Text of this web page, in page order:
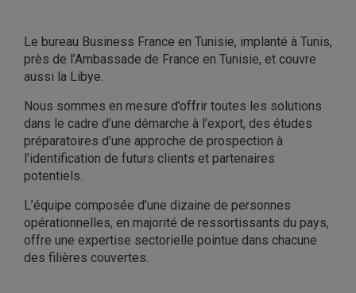
Le bureau Business France en Tunisie, implanté à Tunis,
près de l’Ambassade de France en Tunisie, et couvre
aussi la Libye.
Nous sommes en mesure d’offrir toutes les solutions
dans le cadre d’une démarche à l’export, des études
préparatoires d’une approche de prospection à
l’identification de futurs clients et partenaires
potentiels.
L’équipe composée d’une dizaine de personnes
opérationnelles, en majorité de ressortissants du pays,
offre une expertise sectorielle pointue dans chacune
des filières couvertes.